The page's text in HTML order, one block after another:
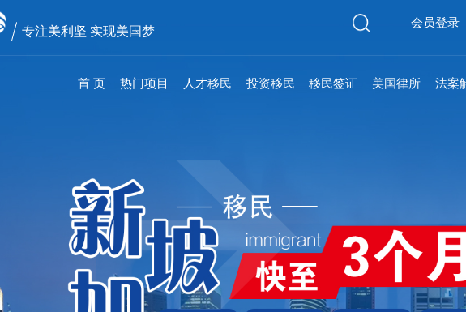
专注美利坚 实现美国梦
会员登录
首 页 热门项目 人才移民 投资移民 移民签证 美国律所 法案